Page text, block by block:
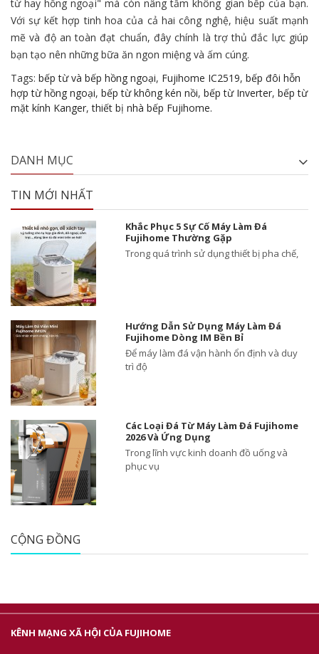
từ hay hồng ngoại" mà còn nâng tầm không gian bếp của bạn.
Với sự kết hợp tinh hoa của cả hai công nghệ, hiệu suất mạnh
mẽ và độ an toàn đạt chuẩn, đây chính là trợ thủ đắc lực giúp
bạn tạo nên những bữa ăn ngon miệng và ấm cúng.
Tags: bếp từ và bếp hồng ngoại, Fujihome IC2519, bếp đôi hỗn
hợp từ hồng ngoại, bếp từ không kén nồi, bếp từ Inverter, bếp từ
mặt kính Kanger,thiết bị nhà bếp Fujihome.
DANH MỤC
TIN MỚI NHẤT
Khắc Phục 5 Sự Cố Máy Làm Đá
Fujihome Thường Gặp
Trong quá trình sử dụng thiết bị pha chế,
Hướng Dẫn Sử Dụng Máy Làm Đá
Fujihome Dòng IM Bền Bỉ
Để máy làm đá vận hành ổn định và duy
trì độ
Các Loại Đá Từ Máy Làm Đá Fujihome
2026 Và Ứng Dụng
Trong lĩnh vực kinh doanh đồ uống và
phục vụ
CỘNG ĐỒNG
KÊNH MẠNG XÃ HỘI CỦA FUJIHOME